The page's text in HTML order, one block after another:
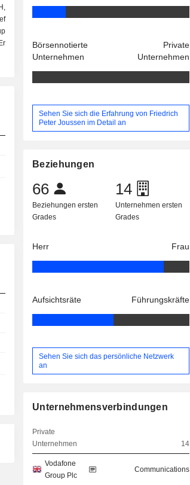
Börsennotierte
Unternehmen
Private
Unternehmen
Sehen Sie sich die Erfahrung von Friedrich
Peter Joussen im Detail an
Beziehungen
66
Beziehungen ersten
Grades
14
Unternehmen ersten
Grades
Herr Frau
Aufsichtsräte Führungskräfte
Sehen Sie sich das persönliche Netzwerk
an
Unternehmensverbindungen
Private
Unternehmen
14
Vodafone
Group Plc
Communications